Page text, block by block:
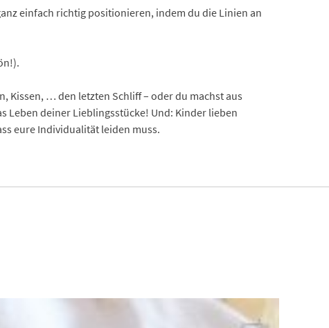
einfach richtig positionieren, indem du die Linien an
Kissen, … den letzten Schliff – oder du machst aus
Leben deiner Lieblingsstücke! Und: Kinder lieben
eure Individualität leiden muss.